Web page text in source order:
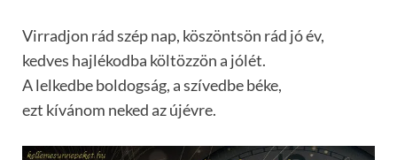
Virradjon rád szép nap, köszöntsön rád jó év,
kedves hajlékodba költözzön a jólét.
A lelkedbe boldogság, a szívedbe béke,
ezt kívánom neked az újévre.